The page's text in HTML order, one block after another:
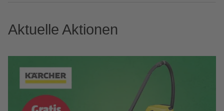
Aktuelle Aktionen